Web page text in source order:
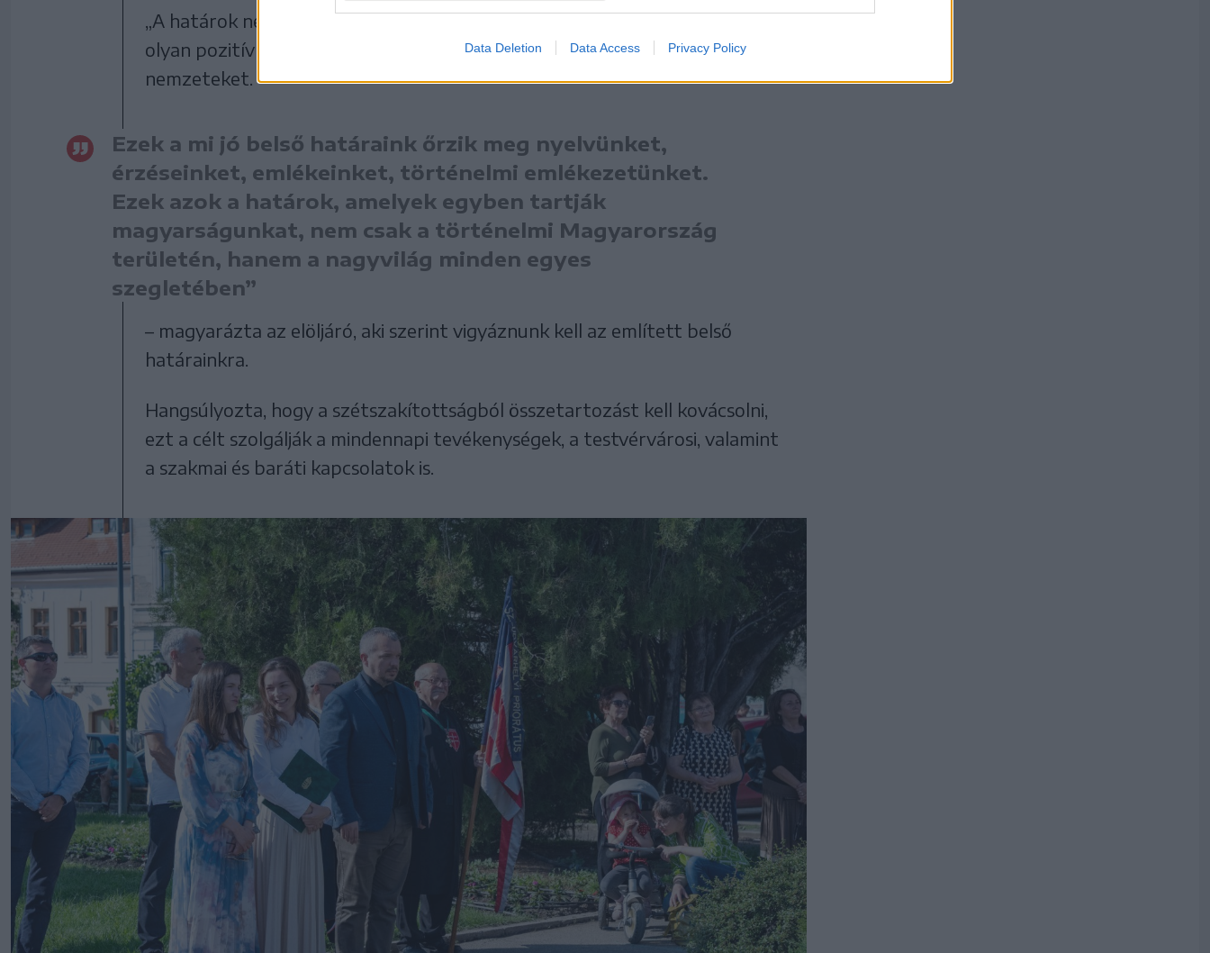
Data Deletion Data Access Privacy Policy
„A határok nem csak földrajzi és politikai értelemben léteznek. Létezik
olyan pozitív belső határ is, amely megóv, megőriz és egyben tart bennünk
nemzeteket.
Ezek a mi jó belső határaink őrzik meg nyelvünket,
érzéseinket, emlékeinket, történelmi emlékezetünket.
Ezek azok a határok, amelyek egyben tartják
magyarságunkat, nem csak a történelmi Magyarország
területén, hanem a nagyvilág minden egyes
szegletében”
– magyarázta az elöljáró, aki szerint vigyáznunk kell az említett belső
határainkra.
Hangsúlyozta, hogy a szétszakítottságból összetartozást kell kovácsolni,
ezt a célt szolgálják a mindennapi tevékenységek, a testvérvárosi, valamint
a szakmai és baráti kapcsolatok is.